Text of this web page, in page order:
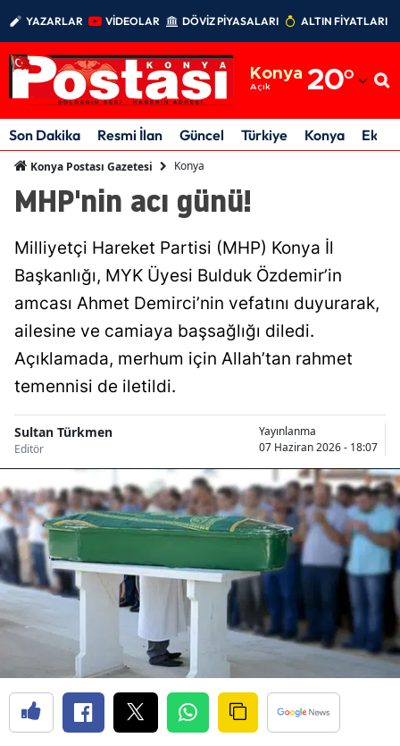
YAZARLAR VİDEOLAR DÖVİZ PİYASALARI ALTIN FİYATLARI
Konya
Açık 20°
Adıyaman
Afyonkarahisar
Antalya
Artvin
Bilecik
Bingöl
Bitlis
Bolu
Burdur
Bursa
Çanakkale
Çankırı
Çorum
Son Dakika Resmi İlan Güncel Türkiye Konya
Konya Postası Gazetesi Konya
MHP'nin acı günü!
Milliyetçi Hareket Partisi (MHP) Konya İl
Başkanlığı, MYK Üyesi Bulduk Özdemir’in
amcası Ahmet Demirci’nin vefatını duyurarak,
ailesine ve camiaya başsağlığı diledi.
Açıklamada, merhum için Allah’tan rahmet
temennisi de iletildi.
Sultan Türkmen
Editör
Yayınlanma
07 Haziran 2026 - 18:07